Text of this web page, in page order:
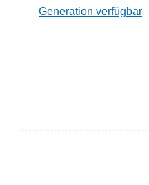
Generation verfügbar